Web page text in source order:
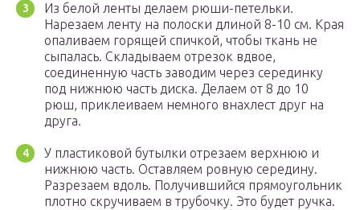
Из белой ленты делаем рюши-петельки.
Нарезаем ленту на полоски длиной 8-10 см. Края
опаливаем горящей спичкой, чтобы ткань не
сыпалась. Складываем отрезок вдвое,
соединенную часть заводим через серединку
под нижнюю часть диска. Делаем от 8 до 10
рюш, приклеиваем немного внахлест друг на
друга.
У пластиковой бутылки отрезаем верхнюю и
нижнюю часть. Оставляем ровную середину.
Разрезаем вдоль. Получившийся прямоугольник
плотно скручиваем в трубочку. Это будет ручка.